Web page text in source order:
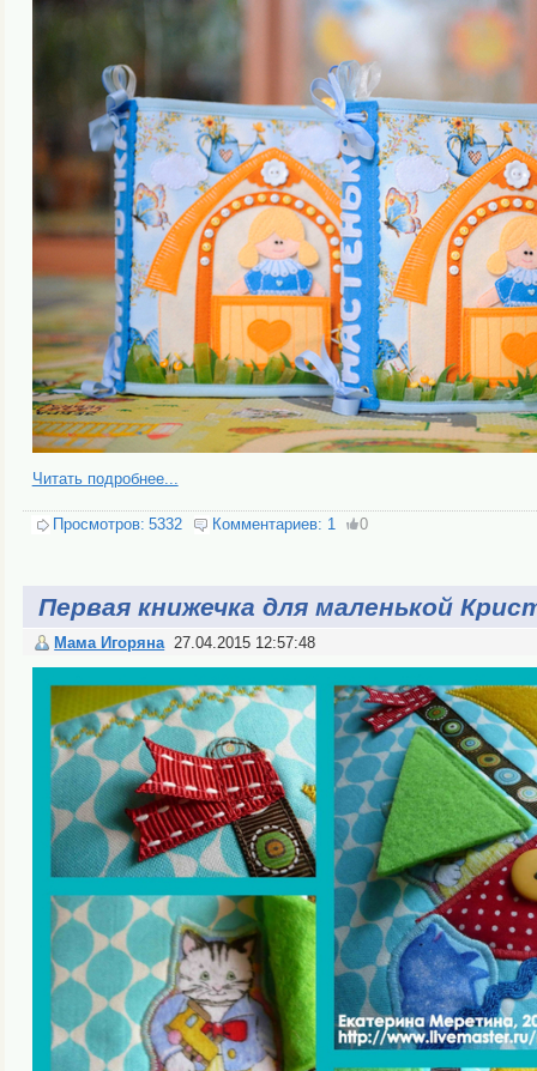
Читать подробнее...
Просмотров: 5332 Комментариев: 1 0
Первая книжечка для маленькой
Мама Игоряна 27.04.2015 12:57:48